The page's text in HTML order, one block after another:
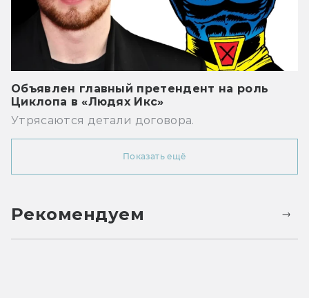
Объявлен главный претендент на роль
Циклопа в «Людях Икс»
Утрясаются детали договора.
Показать ещё
Рекомендуем